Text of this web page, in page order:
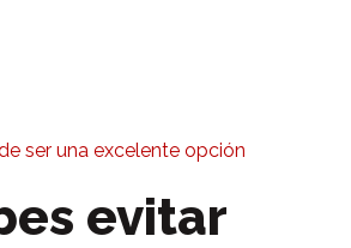
ser una excelente opción
evitar